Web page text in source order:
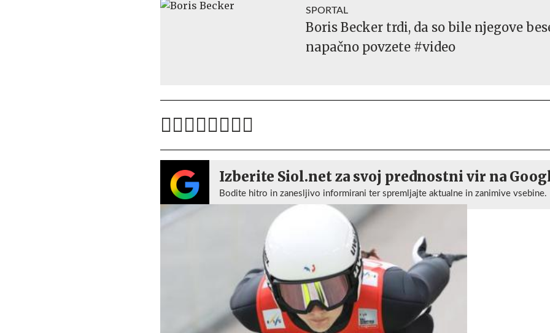
SPORTAL
Boris Becker trdi, da so bile njegove
napačno povzete #video
Izberite Siol.net za svoj prednostni vir na
Bodite hitro in zanesljivo informirani ter spremljajte aktualne in zanimive vsebine.